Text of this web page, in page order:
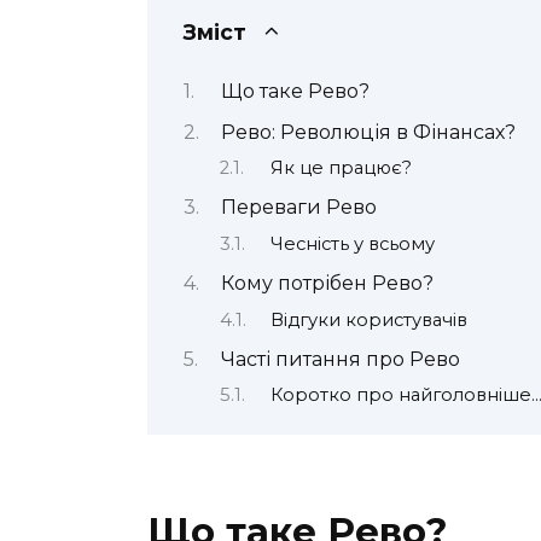
Зміст
Що таке Рево?
Рево: Революція в Фінансах?
Як це працює?
Переваги Рево
Чесність у всьому
Кому потрібен Рево?
Відгуки користувачів
Часті питання про Рево
Коротко про найголовніше…
Що таке Рево?